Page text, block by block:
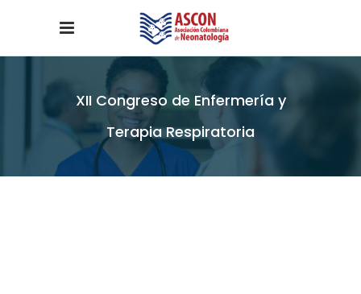
XII Congreso de Enfermería y
Terapia Respiratoria